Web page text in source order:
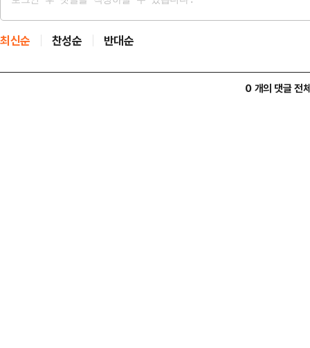
최신순 찬성순 반대순
0 개의 댓글 전